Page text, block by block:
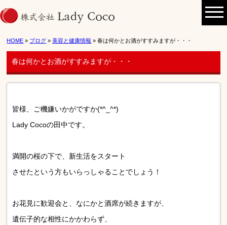
HOME » ブログ »美容と健康情報 » 春は何かとお酒がすすみますが・・・
春は何かとお酒がすすみますが・・・
皆様、ご機嫌いかがですか(*^_^*)
Lady Cocoの田中です。
満開の桜の下で、新生活をスタート
させたという方もいらっしゃることでしょう！
お花見に歓迎会と、なにかと酒席が続きますが、
遺伝子的な相性にかかわらず、